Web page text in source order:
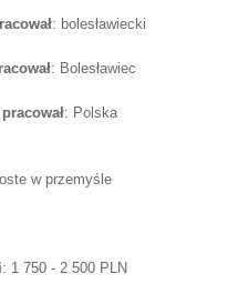
: bolesławiecki
: Bolesławiec
: Polska
w przemyśle
: 1 750 - 2 500 PLN